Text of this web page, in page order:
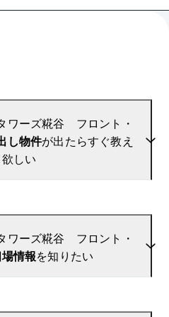
ワーズ糀谷 フロント・
し物件が出たらすぐ教え
しい
されたら教えて」リクエス
気に入りのマンションをご
着情報をいち早くお届けし
ワーズ糀谷 フロント・
情報を知りたい